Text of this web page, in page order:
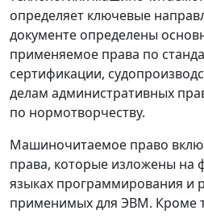
определяет ключевые
документе определены
применяемое права по
сертификации,
делам административных
по нормотворчеству.
Машиночитаемое право
права, которые изложены на
языках программирования и
применимых для ЭВМ. Кроме